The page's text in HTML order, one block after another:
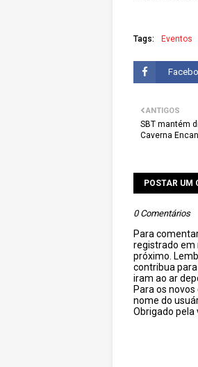
Tags: Eventos
ANTIGOS
SBT mantém
Caverna
POSTAR UM
0 Comentários
Para
registrado em
próximo.
contribua
iram ao ar
Para os
nome do
Obrigado pela